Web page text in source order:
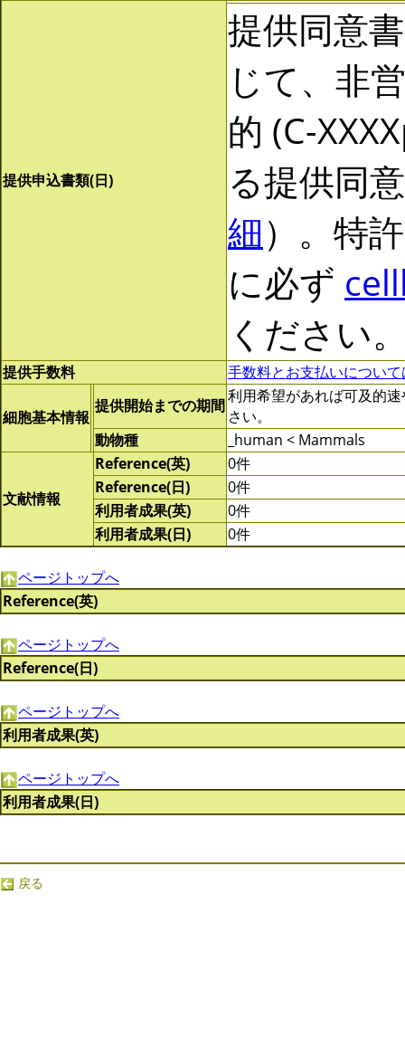
提供申込書類(日)
提供同意
じて、非
的 (C-
る提供同
細）。特
に必ず
ください
提供手数料 手数料とお支払いについ
細胞基本情報
提供開始までの期間利用希望があれば可及的
さい。
動物種
_human < Mammals
文献情報
Reference(英)
0件
Reference(日)
0件
利用者成果(英)
0件
利用者成果(日)
0件
ページトップへ
Reference(英)
ページトップへ
Reference(日)
ページトップへ
利用者成果(英)
ページトップへ
利用者成果(日)
戻る